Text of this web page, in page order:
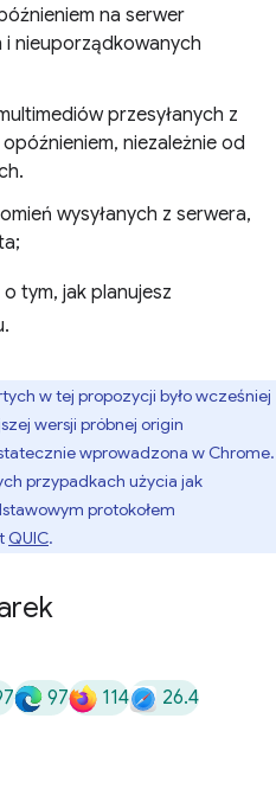
na serwer
i nieuporządkowanych
przesyłanych z
niezależnie od
wysyłanych z serwera,
o tym, jak planujesz
w tej propozycji było wcześniej
wersji próbnej origin
wprowadzona w Chrome.
przypadkach użycia jak
protokołem
QUIC.
97 114 26.4